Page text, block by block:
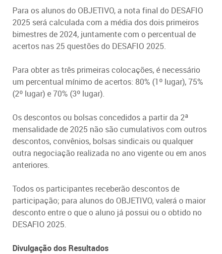
Para os alunos do OBJETIVO, a nota final do DESAFIO
2025 será calculada com a média dos dois primeiros
bimestres de 2024, juntamente com o percentual de
acertos nas 25 questões do DESAFIO 2025.
Para obter as três primeiras colocações, é necessário
um percentual mínimo de acertos: 80% (1º lugar), 75%
(2º lugar) e 70% (3º lugar).
Os descontos ou bolsas concedidos a partir da 2ª
mensalidade de 2025 não são cumulativos com outros
descontos, convênios, bolsas sindicais ou qualquer
outra negociação realizada no ano vigente ou em anos
anteriores.
Todos os participantes receberão descontos de
participação; para alunos do OBJETIVO, valerá o maior
desconto entre o que o aluno já possui ou o obtido no
DESAFIO 2025.
Divulgação dos Resultados